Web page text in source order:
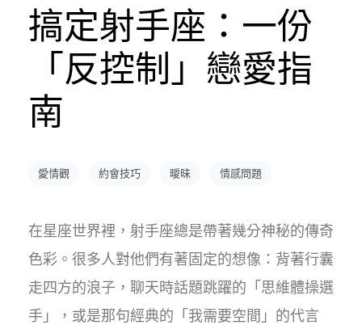
搞定射手座：一份
「反控制」戀愛指
南
愛情觀 約會技巧 曖昧 情感問題
在星座世界裡，射手座總是帶著幾分神秘的傳奇
色彩。很多人對他們有著固定的想像：背著行囊
走四方的浪子，聊天時話題跳躍的「思維體操選
手」，或是那句經典的「我需要空間」的代言